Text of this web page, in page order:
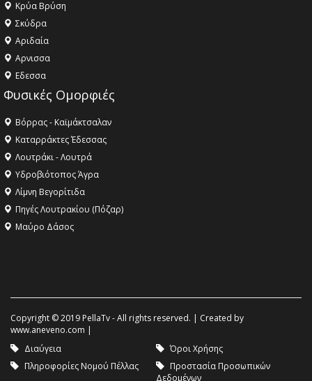
Κρύα Βρύση
Σκύδρα
Αριδαία
Aρνισσα
Eδεσσα
Φυσικές Ομορφιές
Βόρρας - Καϊμάκτσαλαν
Καταρράκτες Έδεσσας
Λουτράκι - Λουτρά
Υδροβιότοπος Άγρα
Λίμνη Βεγορίτιδα
Πηγές Λουτρακίου (Πόζαρ)
Μαύρο Δάσος
Copyright © 2019 PellaTv - All rights reserved. | Created by
www.aneveno.com
Διαύγεια
Όροι Χρήσης
Πληροφορίες Νομού Πέλλας
Προστασία Προσωπικών
Δεδομένων